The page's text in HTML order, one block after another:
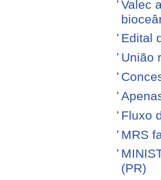
Valec
Edital
União
Fluxo
MRS
(PR)